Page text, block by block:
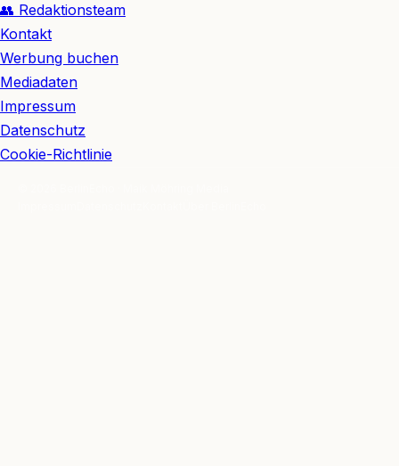
👥 Redaktionsteam
Kontakt
Werbung buchen
Mediadaten
Impressum
Datenschutz
Cookie-Richtlinie